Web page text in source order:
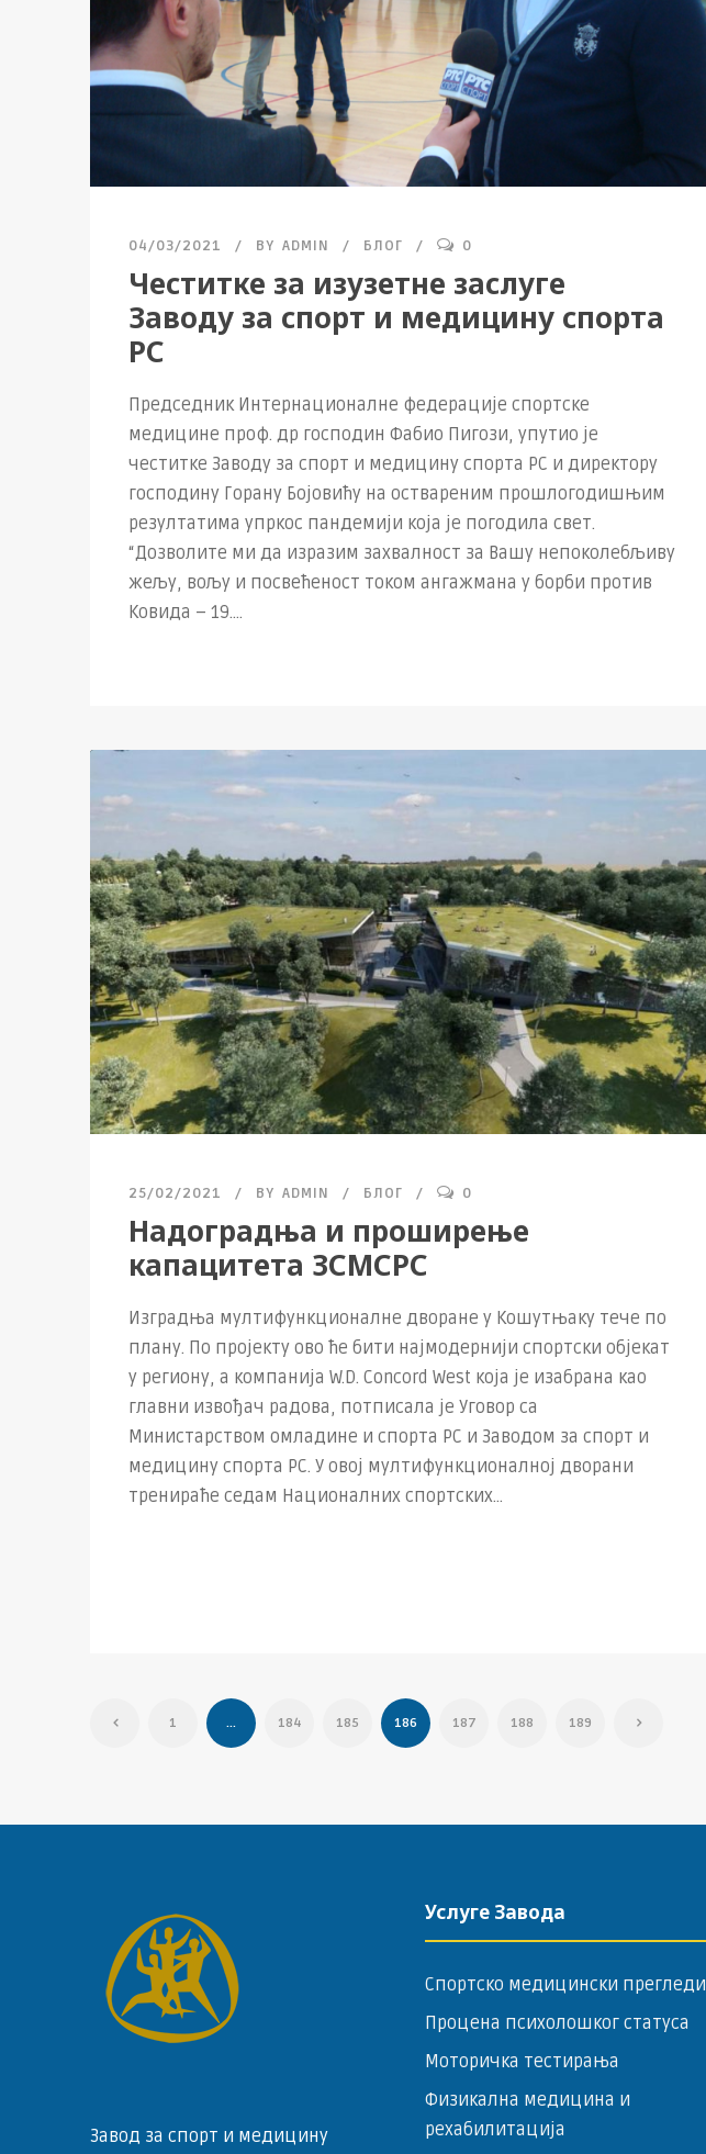
04/03/2021 BY ADMIN БЛОГ 0
Честитке за изузетне заслуге
Заводу за спорт и медицину спорта
РС
Председник Интернационалне федерације спортске
медицине проф. др господин Фабио Пигози, упутио је
честитке Заводу за спорт и медицину спорта РС и директору
господину Горану Бојовићу на оствареним прошлогодишњим
резултатима упркос пандемији која је погодила свет.
“Дозволите ми да изразим захвалност за Вашу непоколебљиву
жељу, вољу и посвећеност током ангажмана у борби против
Ковида – 19....
25/02/2021 BY ADMIN БЛОГ 0
Надоградња и проширење
капацитета ЗСМСРС
Изградња мултифункционалне дворане у Кошутњаку тече по
плану. По пројекту ово ће бити најмодернији спортски објекат
у региону, а компанија W.D. Concord West која је изабрана као
главни извођач радова, потписала је Уговор са
Министарством омладине и спорта РС и Заводом за спорт и
медицину спорта РС. У овој мултифункционалној дворани
тренираће седам Националних спортских...
1 … 184 185 186 187 188 189
Завод за спорт и медицину
Услуге Завода
Спортско медицински прегледи
Процена психолошког статуса
Моторичка тестирања
Физикална медицина и
рехабилитација